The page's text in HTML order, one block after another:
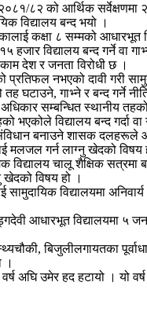
८२ को आर्थिक
विद्यालय बन्द भयो ।
कक्षा ८ सम्मको आधारभूत
हजार विद्यालय बन्द गर्ने वा
देश र जनता विरोधी छ ।
प्रतिफल नभएको दावी गरी
घटाउने, गाभ्ने र बन्द गर्ने
सम्बन्धित स्थानीय
विद्यालय बन्द गर्दा वा
बनाउने शासक दलहरूले
मलजल गर्न लाग्नु खेदको विषय
चालू शैक्षिक सत्रमा
खेदको विषय हो ।
विद्यालयमा
आधारभूत विद्यालयमा ५ जना
बिजुलीलगायतका
।
वर्ष अघि उमेर हद हटायो ।